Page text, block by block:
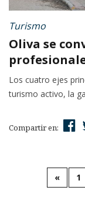
Turismo
Oliva se
Los cuatro ejes
turismo activo, la
Compartir en:
« 1